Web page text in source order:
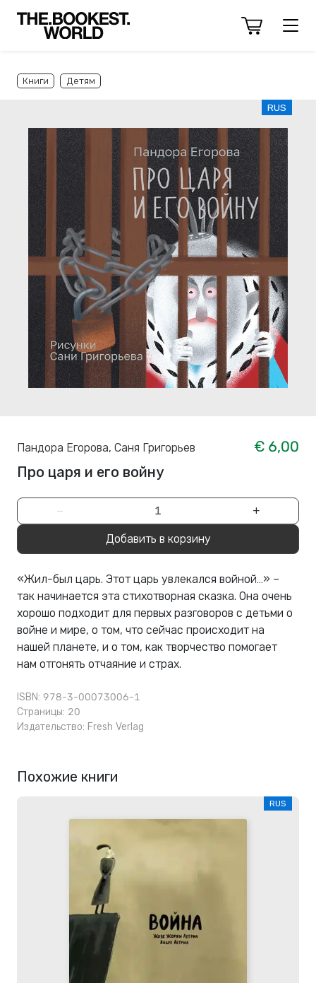
Книги Детям
RUS
Пандора Егорова, Саня Григорьев
€ 6,00
Про царя и его войну
− +
Добавить в корзину
«Жил-был царь. Этот царь увлекался войной…» –
так начинается эта стихотворная сказка. Она очень
хорошо подходит для первых разговоров с детьми о
войне и мире, о том, что сейчас происходит на
нашей планете, и о том, как творчество помогает
нам отгонять отчаяние и страх.
ISBN: 978-3-00073006-1
Страницы: 20
Издательство: Fresh Verlag
Похожие книги
RUS